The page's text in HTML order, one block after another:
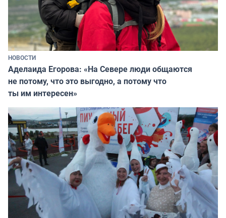
НОВОСТИ
Аделаида Егорова: «На Севере люди общаются
не потому, что это выгодно, а потому что
ты им интересен»